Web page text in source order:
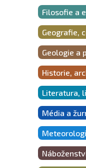
Filosofie a
Geografie,
Geologie a
Historie,
Literatura,
Média a